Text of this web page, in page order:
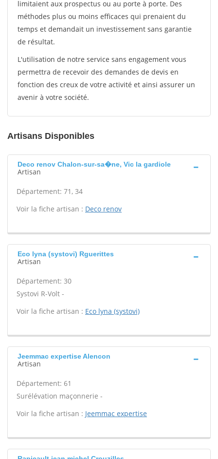
limitaient aux prospectus ou au porte à porte. Des
méthodes plus ou moins efficaces qui prenaient du
temps et demandait un investissement sans garantie
de résultat.
L'utilisation de notre service sans engagement vous
permettra de recevoir des demandes de devis en
fonction des creux de votre activité et ainsi assurer un
avenir à votre société.
Artisans Disponibles
Deco renov Chalon-sur-sa�ne, Vic la gardiole
Artisan
Département: 71, 34
Voir la fiche artisan : Deco renov
Eco lyna (systovi) Rguerittes
Artisan
Département: 30
Systovi R-Volt -
Voir la fiche artisan : Eco lyna (systovi)
Jeemmac expertise Alencon
Artisan
Département: 61
Surélévation maçonnerie -
Voir la fiche artisan : Jeemmac expertise